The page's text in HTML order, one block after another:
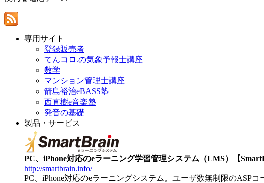
専用サイト
登録販売者
てんコロ.の気象予報士講座
数学
マンション管理士講座
箭島裕治eBASS塾
西直樹e音楽塾
発音の基礎
製品・サービス
PC、iPhone対応のeラーニング学習管理システム（LMS）【
http://smartbrain.info/
PC、iPhone対応のeラーニングシステム。ユーザ数無制限のASPコ